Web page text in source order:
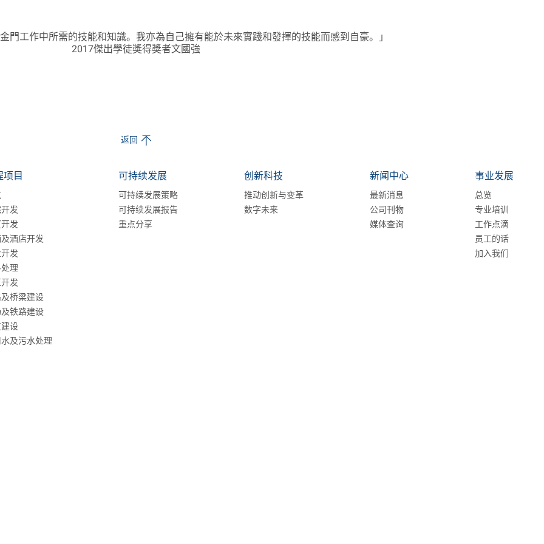
門工作中所需的技能和知識。我亦為自己擁有能於未來實踐和發揮的技能而感到自豪。」
2017傑出學徒獎得獎者文國強
返回
项目
发
发
酒店开发
发
理
发
桥梁建设
铁路建设
设
及污水处理
可持续发展
可持续发展策略
可持续发展报告
重点分享
创新科技
推动创新与变革
数字未来
新闻中心
最新消息
公司刊物
媒体查询
事业发展
总览
专业培训
工作点滴
员工的话
加入我们